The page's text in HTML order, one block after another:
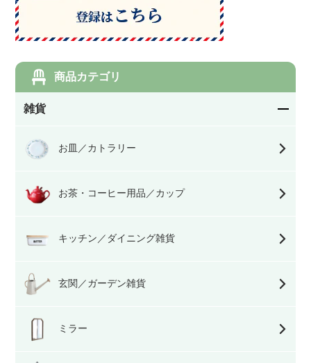
商品カテゴリ
雑貨
お皿／カトラリー
お茶・コーヒー用品／カップ
キッチン／ダイニング雑貨
玄関／ガーデン雑貨
ミラー